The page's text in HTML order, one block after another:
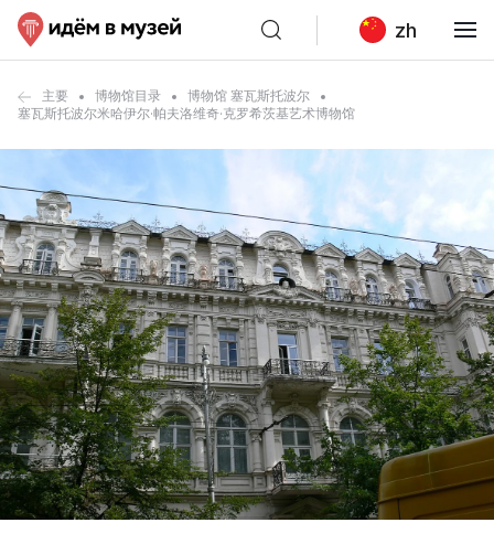
zh
主要 博物馆目录
博物馆 塞瓦斯托波尔
塞瓦斯托波尔米哈伊尔·帕夫洛维奇·克罗希茨基艺术博物馆